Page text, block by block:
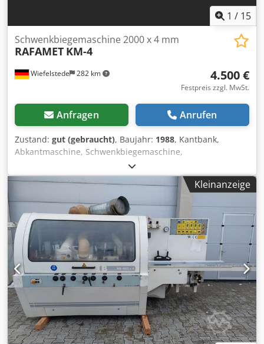
1 / 15
Wiefelstede 282 km
Schwenkbiegemaschine 2000 x 4 mm
RAFAMET KM-4
4.500 €
Festpreis zzgl. MwSt.
Anfragen Anrufen
Zustand: gut (gebraucht), Baujahr: 1988, Kantbank,
Abkantmaschine, Schwenkbiegemaschine,
Gesenkbiegemaschine -Übergabe: im Ist-Zustand wie
besichtigt, siehe Fotos -Funktion: Handbetrieb (kein
Automatikbetrieb) Chodpfjv Tpxqox Akcoa -Hersteller:
RAFAMET Schwenkbiegemaschine Typ KM-4 -Antrieb:
mechanisch -max. Arbeitsbreite: 2020 mm -max.
Blechdicke: 4 mm -Anschlag Tiefe: 750 mm -
Anschlussleistung: kW -Abmessungen: 3350/1540/H1510
mm -Gewicht: 3900 kg
Kleinanzeige